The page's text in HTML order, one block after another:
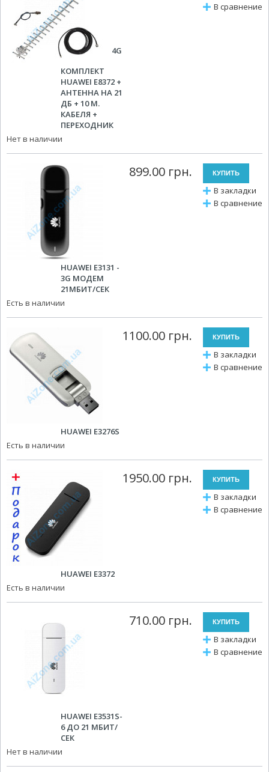
В сравнение
4G
КОМПЛЕКТ
HUAWEI E8372 +
АНТЕННА НА 21
ДБ + 10 М.
КАБЕЛЯ +
ПЕРЕХОДНИК
Нет в наличии
В закладки
В сравнение
899.00 грн.
HUAWEI E3131 -
3G МОДЕМ
21МБИТ/СЕК
Есть в наличии
В закладки
В сравнение
1100.00 грн.
HUAWEI E3276S
Есть в наличии
В закладки
В сравнение
1950.00 грн.
HUAWEI E3372
Есть в наличии
В закладки
В сравнение
710.00 грн.
HUAWEI E3531S-
6 ДО 21 МБИТ/
СЕК
Нет в наличии